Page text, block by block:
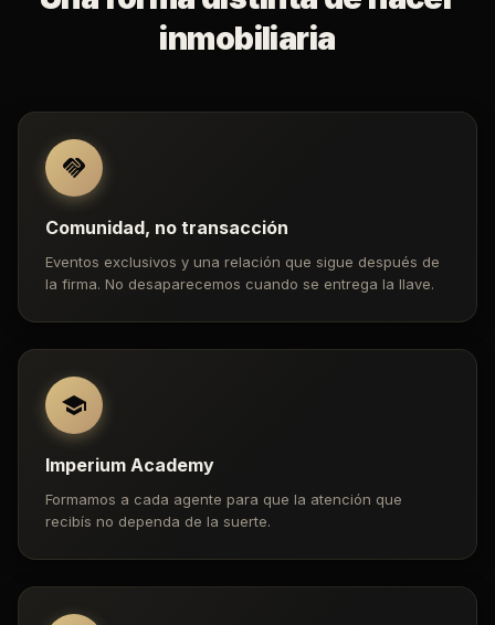
inmobiliaria
Comunidad, no transacción
Eventos exclusivos y una relación que sigue después de
la firma. No desaparecemos cuando se entrega la llave.
Imperium Academy
Formamos a cada agente para que la atención que
recibís no dependa de la suerte.